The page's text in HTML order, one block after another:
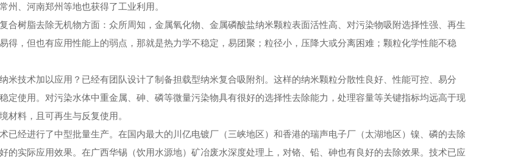
州、河南郑州等地也获得了工业利用。
树脂去除无机物方面：众所周知，金属氧化物、金属磷酸盐纳米颗粒表面活性高、对污染物吸附选择性强、再生
得，但也有应用性能上的弱点，那就是热力学不稳定，易团聚；粒径小，压降大或分离困难；颗粒化学性能不稳
技术加以应用？已经有团队设计了制备担载型纳米复合吸附剂。这样的纳米颗粒分散性良好、性能可控、易分
定使用。对污染水体中重金属、砷、磷等微量污染物具有很好的选择性去除能力，处理容量等关键指标均远高于现
材料，且可再生与反复使用。
经进行了中型批量生产。在国内最大的川亿电镀厂（三峡地区）和香港的瑞声电子厂（太湖地区）镍、磷的去除
好的实际应用效果。在广西华锡（饮用水源地）矿冶废水深度处理上，对铬、铅、砷也有良好的去除效果。技术已应